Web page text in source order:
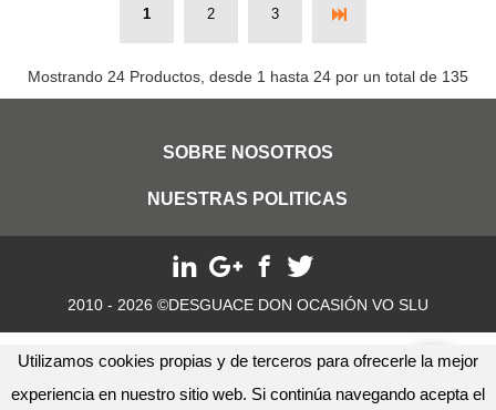
Utilizamos cookies propias y de terceros para ofrecerle la mejor
experiencia en nuestro sitio web. Si continúa navegando acepta el
1 2 3
Mostrando 24 Productos, desde 1 hasta 24 por un total de 135
SOBRE NOSOTROS
NUESTRAS POLITICAS
2010 - 2026 ©DESGUACE DON OCASIÓN VO SLU